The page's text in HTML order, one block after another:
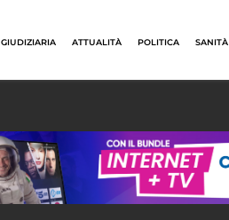
GIUDIZIARIA ATTUALITÀ POLITICA SANITÀ